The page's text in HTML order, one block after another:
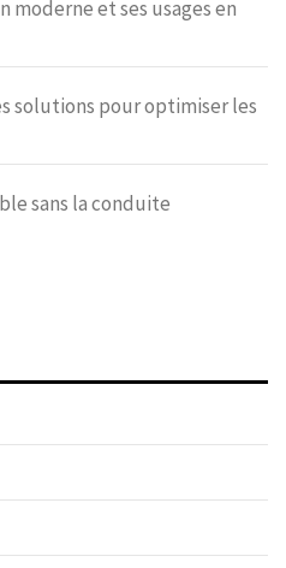
et ses usages en
solutions pour optimiser les
sans la conduite